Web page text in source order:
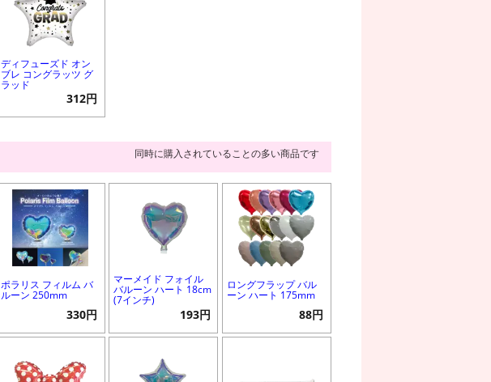
ディフューズド オン
ブレ コングラッツ グ
ラッド
312円
同時に購入されていることの多い商品です
ポラリス フィルム バ
ルーン 250mm
330円
マーメイド フォイル
バルーン ハート 18cm
(7インチ)
193円
ロングフラップ バル
ーン ハート 175mm
88円